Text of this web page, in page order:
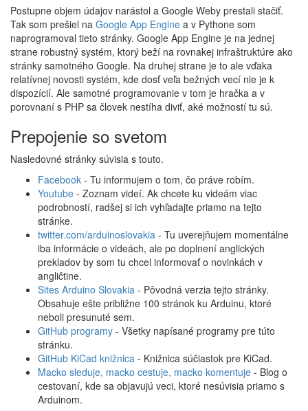
Postupne objem údajov narástol a Google Weby prestali stačiť.
Tak som prešiel na Google App Engine a v Pythone som
naprogramoval tieto stránky. Google App Engine je na jednej
strane robustný systém, ktorý beží na rovnakej infraštruktúre ako
stránky samotného Google. Na druhej strane je to ale vďaka
relatívnej novosti systém, kde dosť veľa bežných vecí nie je k
dispozícií. Ale samotné programovanie v tom je hračka a v
porovnaní s PHP sa človek nestíha diviť, aké možností tu sú.
Prepojenie so svetom
Nasledovné stránky súvisia s touto.
Facebook - Tu informujem o tom, čo práve robím.
Youtube - Zoznam videí. Ak chcete ku videám viac
podrobností, radšej si ich vyhľadajte priamo na tejto
stránke.
twitter.com/arduinoslovakia - Tu uverejňujem momentálne
iba informácie o videách, ale po doplnení anglických
prekladov by som tu chcel informovať o novinkách v
angličtine.
Sites Arduino Slovakia - Pôvodná verzia tejto stránky.
Obsahuje ešte približne 100 stránok ku Arduinu, ktoré
neboli presunuté sem.
GitHub programy - Všetky napísané programy pre túto
stránku.
GitHub KiCad knižnica - Knižnica súčiastok pre KiCad.
Macko sleduje, macko cestuje, macko komentuje - Blog o
cestovaní, kde sa objavujú veci, ktoré nesúvisia priamo s
Arduinom.